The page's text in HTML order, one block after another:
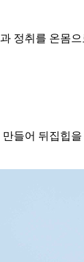
정취를 온몸
들어 뒤집힙